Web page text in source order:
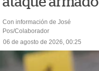
Con información de José
Pos/Colaborador
06 de agosto de 2026, 00:25